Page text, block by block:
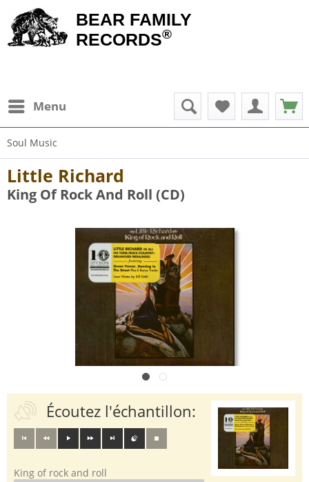
BEAR FAMILY
RECORDS®
Menu
Soul Music
Little Richard
King Of Rock And Roll (CD)
Écoutez l'échantillon:
King of rock and roll